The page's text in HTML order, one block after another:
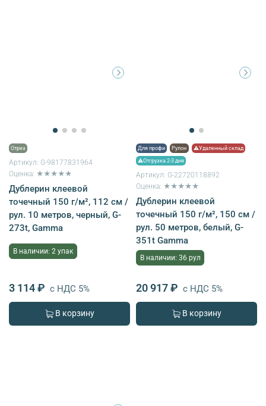
Отрез
Артикул: G-98177831964
Оценка: ★★★★★
Дублерин клеевой
точечный 150 г/м², 112 см /
рул. 10 метров, черный, G-
273t, Gamma
В наличии: 2 упак
3 114 ₽ с НДС 5%
В корзину
Для профи Рулон ⚠Удаленный склад
⚠Отгрузка 2-3 дня
Артикул: G-22720118892
Оценка: ★★★★★
Дублерин клеевой
точечный 150 г/м², 150 см /
рул. 50 метров, белый, G-
351t Gamma
В наличии: 36 рул
20 917 ₽ с НДС 5%
В корзину